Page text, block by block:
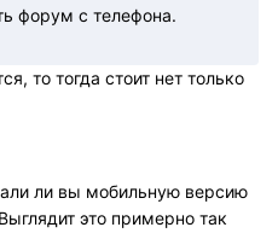
форум с телефона.
то тогда стоит нет только
ли вы мобильную версию
это примерно так